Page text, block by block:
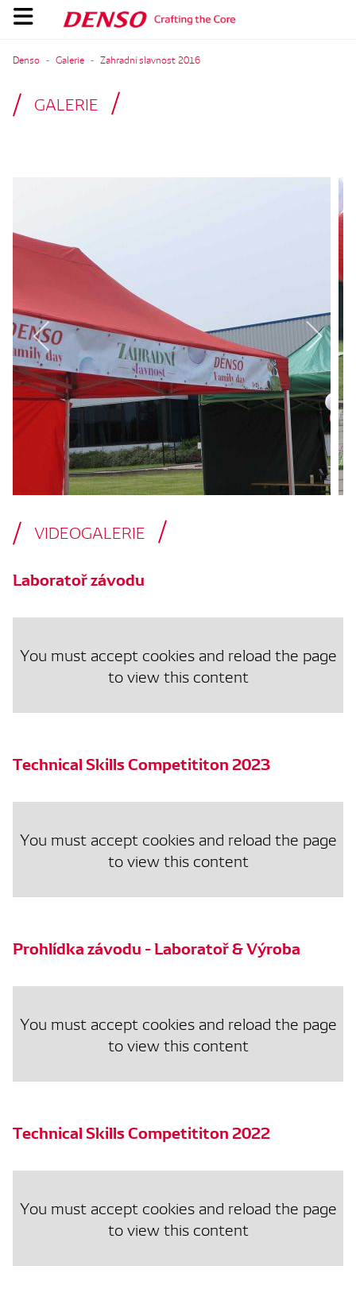
Denso Galerie Zahradní slavnost 2016
GALERIE
VIDEOGALERIE
Laboratoř závodu
You must accept cookies and reload the page
to view this content
Technical Skills Competititon 2023
You must accept cookies and reload the page
to view this content
Prohlídka závodu - Laboratoř & Výroba
You must accept cookies and reload the page
to view this content
Technical Skills Competititon 2022
You must accept cookies and reload the page
to view this content